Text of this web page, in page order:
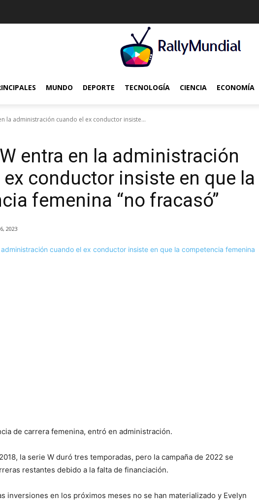
MUNDO DEPORTE TECNOLOGÍA CIENCIA ECONOMÍA
la administración cuando el ex conductor insiste...
entra en la administración
conductor insiste en que la
femenina “no fracasó”
2023
de carrera femenina, entró en administración.
la serie W duró tres temporadas, pero la campaña de 2022 se
restantes debido a la falta de financiación.
inversiones en los próximos meses no se han materializado y Evelyn